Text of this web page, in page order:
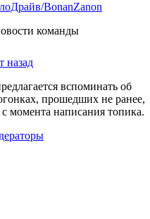
BonanZanon
команды
назад
вспоминать об
прошедших не ранее,
с момента написания топика.